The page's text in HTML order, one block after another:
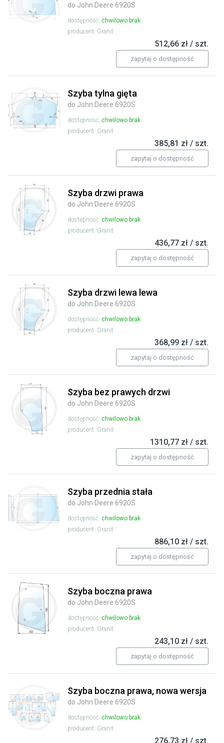
do John Deere 6920S
dostępność: chwilowo brak
producent: Granit
512,66 zł / szt.
zapytaj o dostępność
Szyba tylna gięta
do John Deere 6920S
dostępność: chwilowo brak
producent: Granit
385,81 zł / szt.
zapytaj o dostępność
Szyba drzwi prawa
do John Deere 6920S
dostępność: chwilowo brak
producent: Granit
436,77 zł / szt.
zapytaj o dostępność
Szyba drzwi lewa lewa
do John Deere 6920S
dostępność: chwilowo brak
producent: Granit
368,99 zł / szt.
zapytaj o dostępność
Szyba bez prawych drzwi
do John Deere 6920S
dostępność: chwilowo brak
producent: Granit
1310,77 zł / szt.
zapytaj o dostępność
Szyba przednia stała
do John Deere 6920S
dostępność: chwilowo brak
producent: Granit
886,10 zł / szt.
zapytaj o dostępność
Szyba boczna prawa
do John Deere 6920S
dostępność: chwilowo brak
producent: Granit
243,10 zł / szt.
zapytaj o dostępność
Szyba boczna prawa, nowa wersja
do John Deere 6920S
dostępność: chwilowo brak
producent: Granit
276,73 zł / szt.